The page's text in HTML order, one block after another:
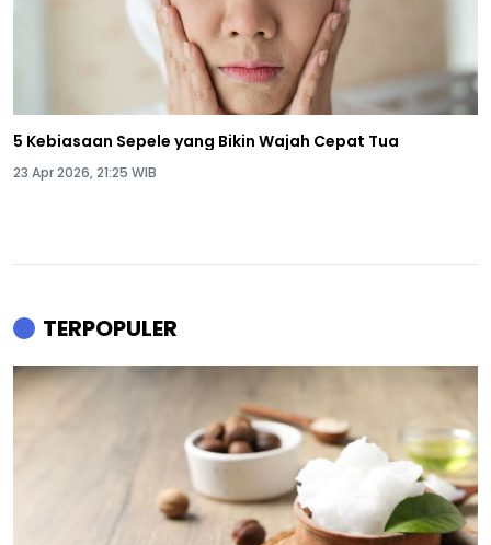
5 Kebiasaan Sepele yang Bikin Wajah Cepat Tua
23 Apr 2026, 21:25 WIB
TERPOPULER